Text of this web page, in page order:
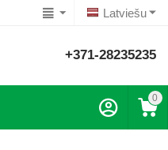
Latviešu
+371-28235235
0